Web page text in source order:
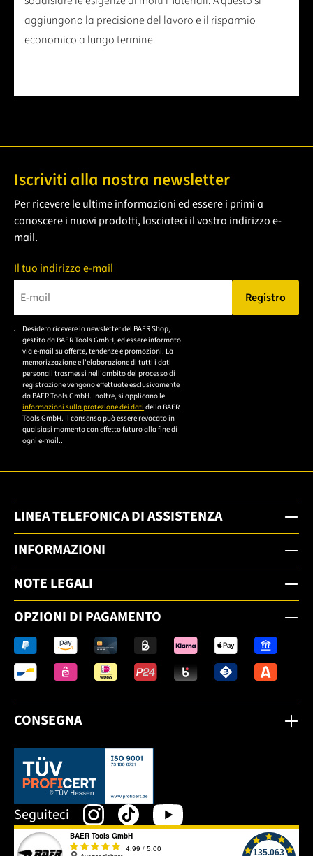
aggiungono la precisione del lavoro e il risparmio
economico a lungo termine.
Iscriviti alla nostra newsletter
Per ricevere le ultime informazioni ed essere i primi a
conoscere i nuovi prodotti, lasciateci il vostro indirizzo e-
mail.
Il tuo indirizzo e-mail
Bitte geben Sie eine gültige E-Mail-Adresse ein.
Registro
Desidero ricevere la newsletter del BAER Shop,
gestito da BAER Tools GmbH, ed essere informato
via e-mail su offerte, tendenze e promozioni. La
memorizzazione e l'elaborazione di tutti i dati
personali trasmessi nell'ambito del processo di
registrazione vengono effettuate esclusivamente
da BAER Tools GmbH. Inoltre, si applicano le
informazioni sulla protezione dei dati della BAER
Tools GmbH. Il consenso può essere revocato in
qualsiasi momento con effetto futuro alla fine di
ogni e-mail..
LINEA TELEFONICA DI ASSISTENZA
INFORMAZIONI
NOTE LEGALI
OPZIONI DI PAGAMENTO
CONSEGNA
Dieser Link öffnet sich in einem neuen Tab.
Seguiteci